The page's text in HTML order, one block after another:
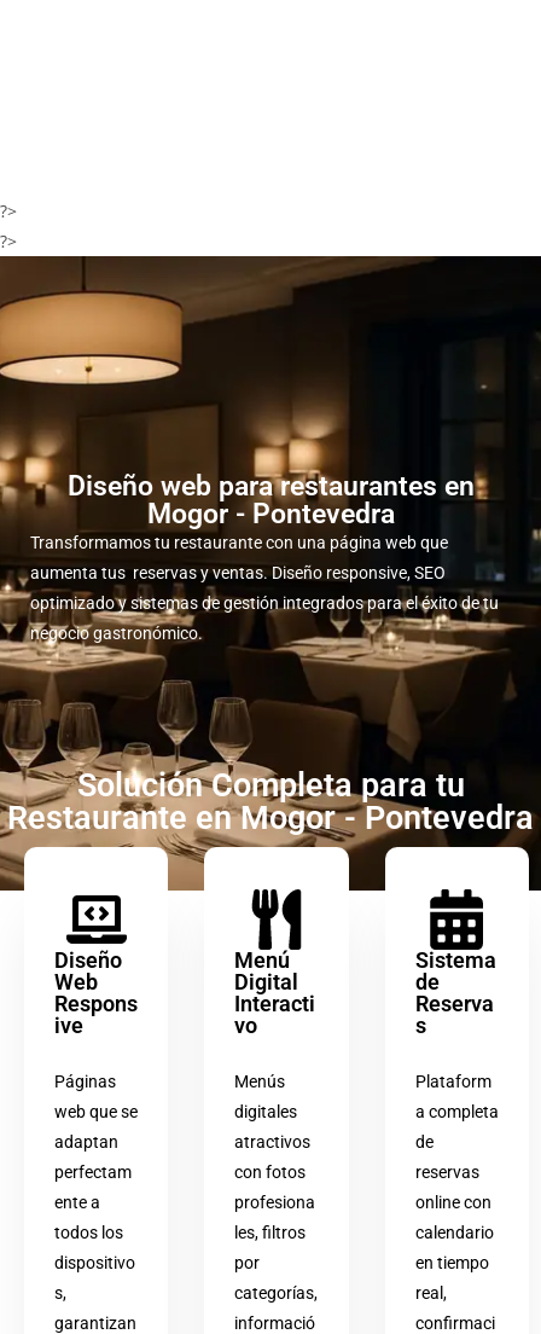
?>
?>
Diseño web para restaurantes en
Mogor - Pontevedra
Transformamos tu restaurante con una página web que
aumenta tus reservas y ventas. Diseño responsive, SEO
optimizado y sistemas de gestión integrados para el éxito de tu
negocio gastronómico.
Solución Completa para tu
Restaurante en Mogor - Pontevedra
Diseño
Web
Respons
ive
Páginas
web que se
adaptan
perfectam
ente a
todos los
dispositivo
s,
garantizan
Menú
Digital
Interacti
vo
Menús
digitales
atractivos
con fotos
profesiona
les, filtros
por
categorías,
informació
Sistema
de
Reserva
s
Plataform
a completa
de
reservas
online con
calendario
en tiempo
real,
confirmaci